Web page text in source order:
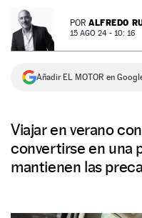
NEWSLETTER POR ALFREDO
15 AGO 24 - 10: 16
Añadir EL MOTOR en
Viajar en verano
convertirse en una
mantienen las